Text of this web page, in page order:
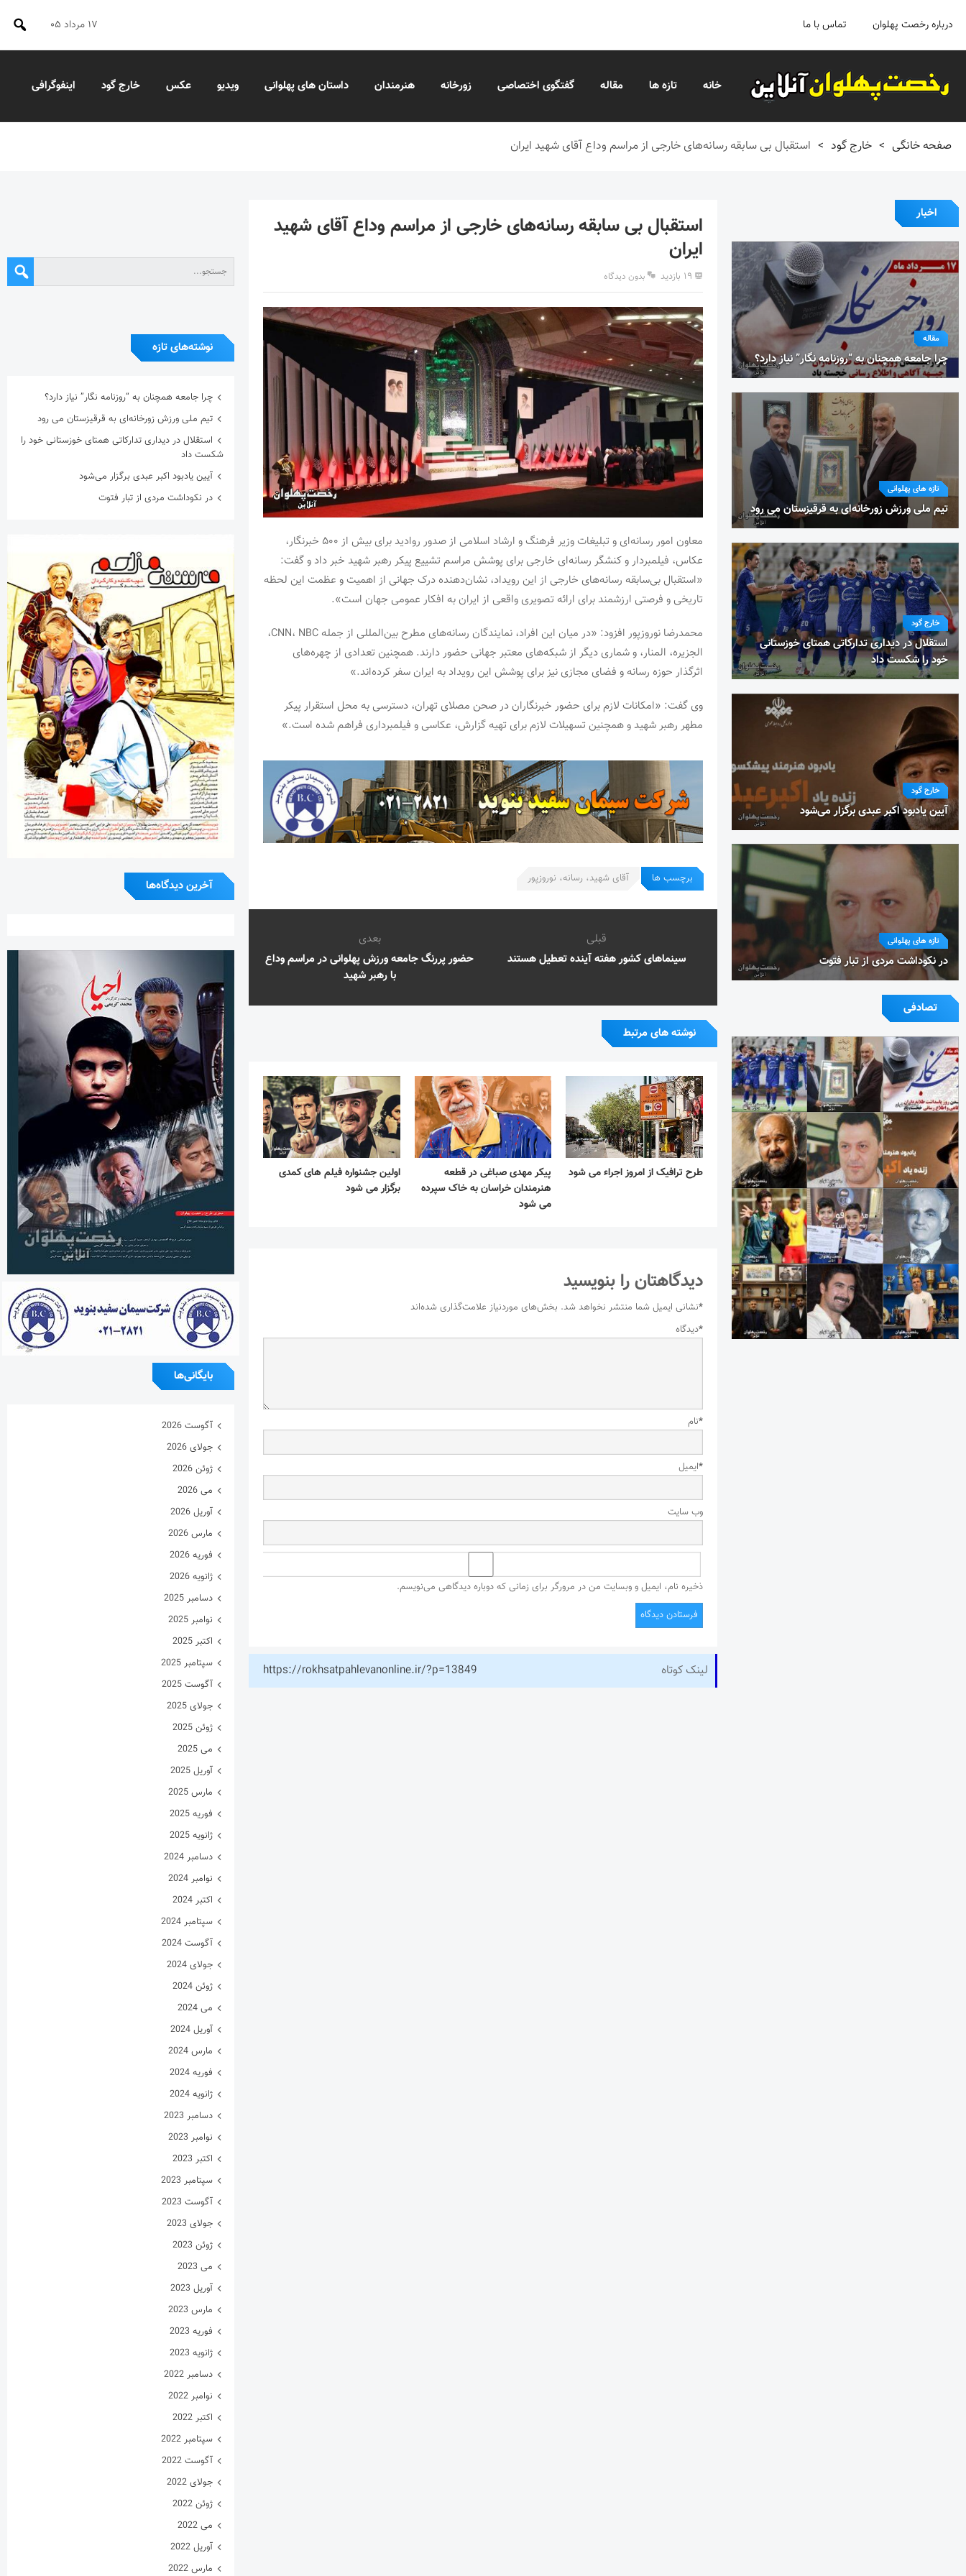
درباره رخصت پهلوان تماس با ما ۱۷ مرداد ۰۵
خانه تازه ها مقاله گفتگوی اختصاصی زورخانه هنرمندان داستان های پهلوانی ویدیو عکس خارج گود اینفوگرافی
صفحه خانگی > خارج گود > استقبال بی سابقه رسانه‌های خارجی از مراسم وداع آقای شهید ایران
اخبار
مقاله
چرا جامعه همچنان به “روزنامه نگار” نیاز دارد؟
تازه های پهلوانی
تیم ملی ورزش زورخانه‌ای به قرقیزستان می رود
خارج گود
استقلال در دیداری تدارکاتی همتای خوزستانی
خود را شکست داد
خارج گود
آیین یادبود اکبر عبدی برگزار می‌شود
تازه های پهلوانی
در نکوداشت مردی از تبار فتوت
تصادفی
استقبال بی سابقه رسانه‌های خارجی از مراسم وداع آقای شهید
ایران
۱۹ بازدید بدون دیدگاه
معاون امور رسانه‌ای و تبلیغات وزیر فرهنگ و ارشاد اسلامی از صدور روادید برای بیش از ۵۰۰ خبرنگار،
عکاس، فیلمبردار و کنشگر رسانه‌ای خارجی برای پوشش مراسم تشییع پیکر رهبر شهید خبر داد و گفت:
«استقبال بی‌سابقه رسانه‌های خارجی از این رویداد، نشان‌دهنده درک جهانی از اهمیت و عظمت این لحظه
تاریخی و فرصتی ارزشمند برای ارائه تصویری واقعی از ایران به افکار عمومی جهان است».
محمدرضا نوروزپور افزود: «در میان این افراد، نمایندگان رسانه‌های مطرح بین‌المللی از جمله CNN، NBC،
الجزیره، المنار، و شماری دیگر از شبکه‌های معتبر جهانی حضور دارند. همچنین تعدادی از چهره‌های
اثرگذار حوزه رسانه و فضای مجازی نیز برای پوشش این رویداد به ایران سفر کرده‌اند.»
وی گفت: «امکانات لازم برای حضور خبرنگاران در صحن مصلای تهران، دسترسی به محل استقرار پیکر
مطهر رهبر شهید و همچنین تسهیلات لازم برای تهیه گزارش، عکاسی و فیلمبرداری فراهم شده است.»
برچسب ها آقای شهید، رسانه، نوروزپور
قبلی
سینماهای کشور هفته آینده تعطیل هستند
بعدی
حضور پررنگ جامعه ورزش پهلوانی در مراسم وداع
با رهبر شهید
نوشته های مرتبط
طرح ترافیک از امروز اجراء می شود
پیکر مهدی صباغی در قطعه
هنرمندان خراسان به خاک سپرده
می شود
اولین جشنواره فیلم های کمدی
برگزار می شود
دیدگاهتان را بنویسید
نشانی ایمیل شما منتشر نخواهد شد. بخش‌های موردنیاز علامت‌گذاری شده‌اند
*
دیدگاه*
نام*
ایمیل*
وب‌ سایت
ذخیره نام، ایمیل و وبسایت من در مرورگر برای زمانی که دوباره دیدگاهی می‌نویسم.
لینک کوتاه https://rokhsatpahlevanonline.ir/?p=13849
نوشته‌های تازه
چرا جامعه همچنان به “روزنامه نگار” نیاز دارد؟
تیم ملی ورزش زورخانه‌ای به قرقیزستان می رود
استقلال در دیداری تدارکاتی همتای خوزستانی خود را
شکست داد
آیین یادبود اکبر عبدی برگزار می‌شود
در نکوداشت مردی از تبار فتوت
آخرین دیدگاه‌ها
بایگانی‌ها
آگوست 2026
جولای 2026
ژوئن 2026
می 2026
آوریل 2026
مارس 2026
فوریه 2026
ژانویه 2026
دسامبر 2025
نوامبر 2025
اکتبر 2025
سپتامبر 2025
آگوست 2025
جولای 2025
ژوئن 2025
می 2025
آوریل 2025
مارس 2025
فوریه 2025
ژانویه 2025
دسامبر 2024
نوامبر 2024
اکتبر 2024
سپتامبر 2024
آگوست 2024
جولای 2024
ژوئن 2024
می 2024
آوریل 2024
مارس 2024
فوریه 2024
ژانویه 2024
دسامبر 2023
نوامبر 2023
اکتبر 2023
سپتامبر 2023
آگوست 2023
جولای 2023
ژوئن 2023
می 2023
آوریل 2023
مارس 2023
فوریه 2023
ژانویه 2023
دسامبر 2022
نوامبر 2022
اکتبر 2022
سپتامبر 2022
آگوست 2022
جولای 2022
ژوئن 2022
می 2022
آوریل 2022
مارس 2022